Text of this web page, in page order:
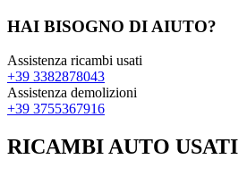
HAI BISOGNO DI AIUTO?
Assistenza ricambi usati
+39 3382878043
Assistenza demolizioni
+39 3755367916
RICAMBI AUTO USATI